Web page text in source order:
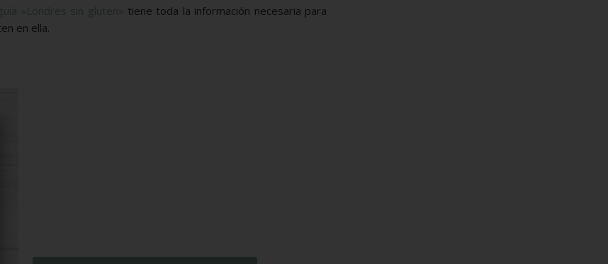
«Londres sin gluten»
tiene toda la información necesaria para
en ella.